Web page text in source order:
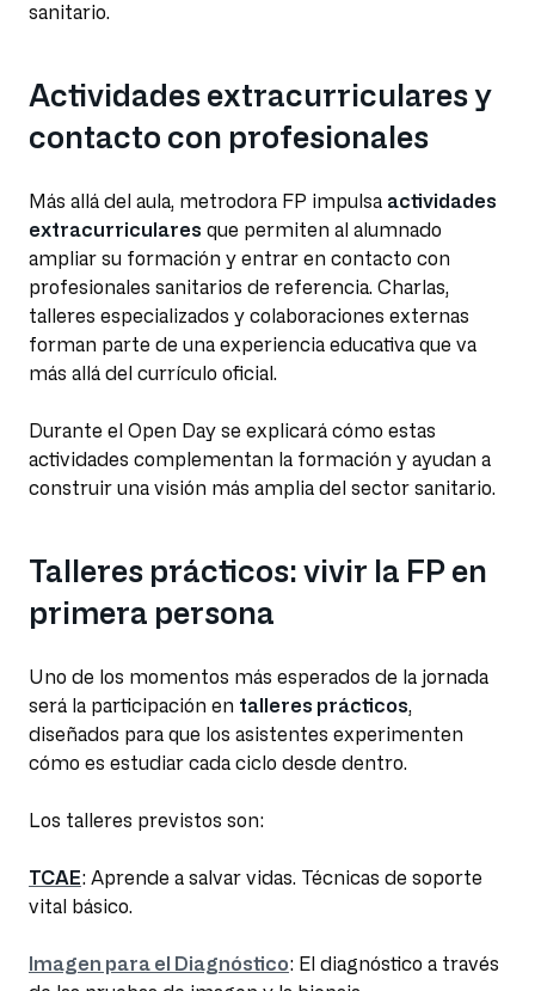
sanitario.
Actividades extracurriculares y
contacto con profesionales
Más allá del aula, metrodora FP impulsa actividades
extracurriculares que permiten al alumnado
ampliar su formación y entrar en contacto con
profesionales sanitarios de referencia. Charlas,
talleres especializados y colaboraciones externas
forman parte de una experiencia educativa que va
más allá del currículo oficial.
Durante el Open Day se explicará cómo estas
actividades complementan la formación y ayudan a
construir una visión más amplia del sector sanitario.
Talleres prácticos: vivir la FP en
primera persona
Uno de los momentos más esperados de la jornada
será la participación en talleres prácticos,
diseñados para que los asistentes experimenten
cómo es estudiar cada ciclo desde dentro.
Los talleres previstos son:
TCAE: Aprende a salvar vidas. Técnicas de soporte
vital básico.
Imagen para el Diagnóstico: El diagnóstico a través